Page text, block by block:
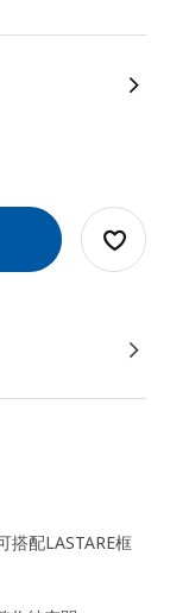
搭配LASTARE框